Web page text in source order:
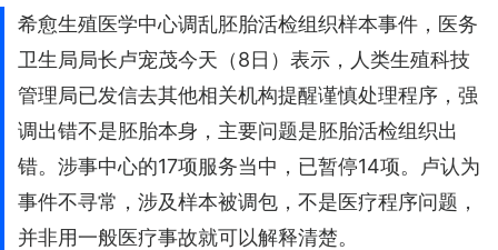
希愈生殖医学中心调乱胚胎活检组织样本事件，医务
卫生局局长卢宠茂今天（8日）表示，人类生殖科技
管理局已发信去其他相关机构提醒谨慎处理程序，强
调出错不是胚胎本身，主要问题是胚胎活检组织出
错。涉事中心的17项服务当中，已暂停14项。卢认为
事件不寻常，涉及样本被调包，不是医疗程序问题，
并非用一般医疗事故就可以解释清楚。